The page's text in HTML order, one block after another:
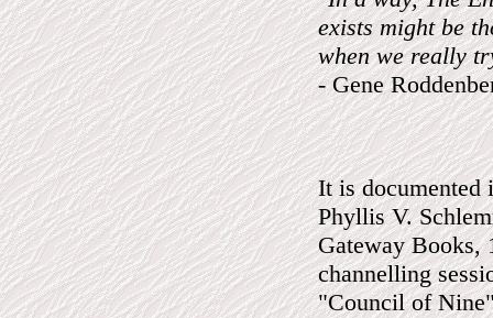
exists might be
when we really
- Gene
It is documented
Phyllis V.
Gateway Books,
channelling
"Council of